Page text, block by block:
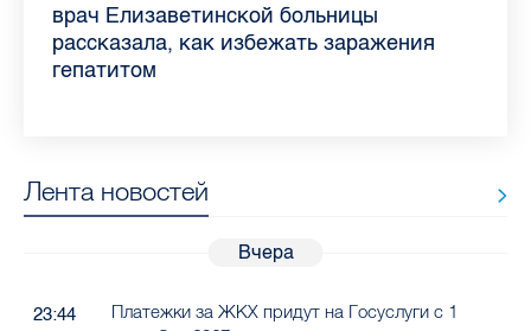
самых цитируемых СМИ Петербурга и
Ленобласти во II квартале 2026 года
врач Елизаветинской больницы
рассказала, как избежать заражения
гепатитом
педиатра для родителей
где самый высокий и самый низкий
конкурс
воспаления ахиллова сухожилия летом
рассказала о возможностях для
работающих родителей
Елизаветинской больницы ответила на
главные вопросы о заболевании
какие напитки можно приготовить дома
в жару
Лента новостей
Вчера
23:44
Платежки за ЖКХ придут на Госуслуги с 1